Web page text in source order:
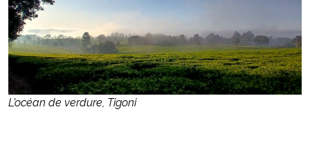
L’océan de verdure, Tigoni